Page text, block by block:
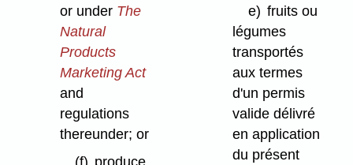
or under The
Natural
Products
Marketing Act
and
regulations
thereunder; or
e) fruits ou
légumes
transportés
aux termes
d'un permis
valide délivré
en application
du présent